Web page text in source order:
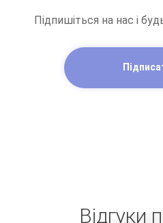
Підпишіться на нас і
Відгуки